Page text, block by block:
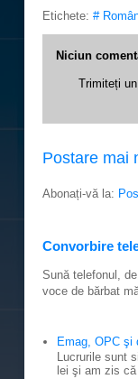
Etichete: #
Niciun
Trimiteți
Postare mai
Abonați-vă la:
Convorbire
Sună telefonul,
voce de bărbat
Emag, OPC şi
Lucrurile sunt
lei şi am zis